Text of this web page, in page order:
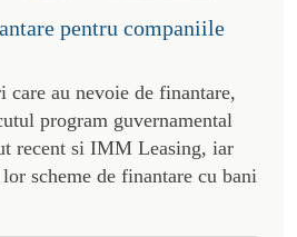
pentru companiile
care au nevoie de finantare,
program guvernamental
recent si IMM Leasing, iar
scheme de finantare cu bani